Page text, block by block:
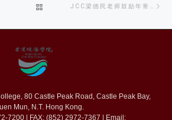
TO
POST
80 Castle Peak Road, Castle Peak Bay,
Mun, N.T. Hong Kong.
7200 | FAX: (852) 2972-7367 | Email: